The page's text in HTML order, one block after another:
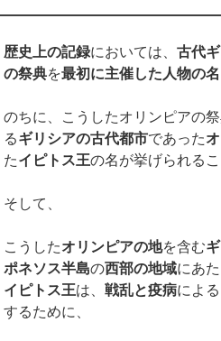
歴史上の記録においては、古代
の祭典を最初に主催した人物の名
のちに、こうしたオリンピアの
るギリシアの古代都市であった
たイピトス王の名が挙げられるこ
そして、
こうしたオリンピアの地を含む
ポネソス半島の西部の地域にあ
イピトス王は、戦乱と疫病による
するために、